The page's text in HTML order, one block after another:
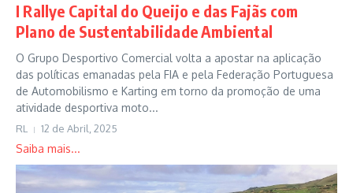
I Rallye Capital do Queijo e das Fajãs com
Plano de Sustentabilidade Ambiental
O Grupo Desportivo Comercial volta a apostar na aplicação
das políticas emanadas pela FIA e pela Federação Portuguesa
de Automobilismo e Karting em torno da promoção de uma
atividade desportiva moto...
RL 12 de Abril, 2025
Saiba mais...